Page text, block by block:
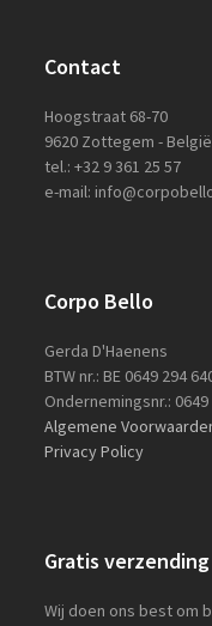
Contact
Hoogstraat 68-70
9620 Zottegem - België
tel.: +32 9 361 25 57
e-mail:
Corpo Bello
Gerda D'Haenens
BTW nr.: BE 0649 294
Ondernemingsnr.: 0649
Algemene
Privacy Policy
Gratis
Wij doen ons best om